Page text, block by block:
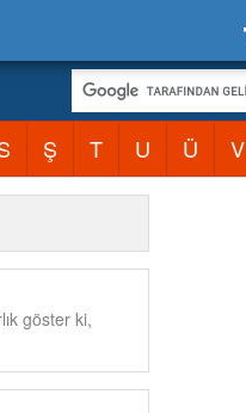
Ş T U Ü V
göster ki,